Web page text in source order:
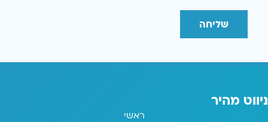
שליחה
ניווט מהיר
ראשי